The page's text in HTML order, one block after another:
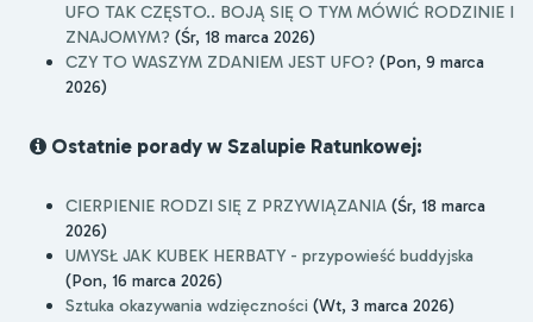
UFO TAK CZĘSTO.. BOJĄ SIĘ O TYM MÓWIĆ RODZINIE I
ZNAJOMYM? (Śr, 18 marca 2026)
CZY TO WASZYM ZDANIEM JEST UFO? (Pon, 9 marca
2026)
Ostatnie porady w Szalupie Ratunkowej:
CIERPIENIE RODZI SIĘ Z PRZYWIĄZANIA (Śr, 18 marca
2026)
UMYSŁ JAK KUBEK HERBATY - przypowieść buddyjska
(Pon, 16 marca 2026)
Sztuka okazywania wdzięczności (Wt, 3 marca 2026)